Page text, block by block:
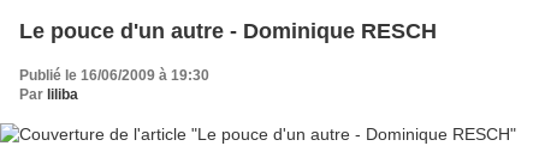
Le pouce d'un autre - Dominique RESCH
Publié le 16/06/2009 à 19:30
Par liliba